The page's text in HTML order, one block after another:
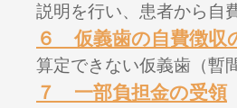
説明を行い、患者から自
６ 仮義歯の自費徴収
算定できない仮義歯（暫
７ 一部負担金の受領